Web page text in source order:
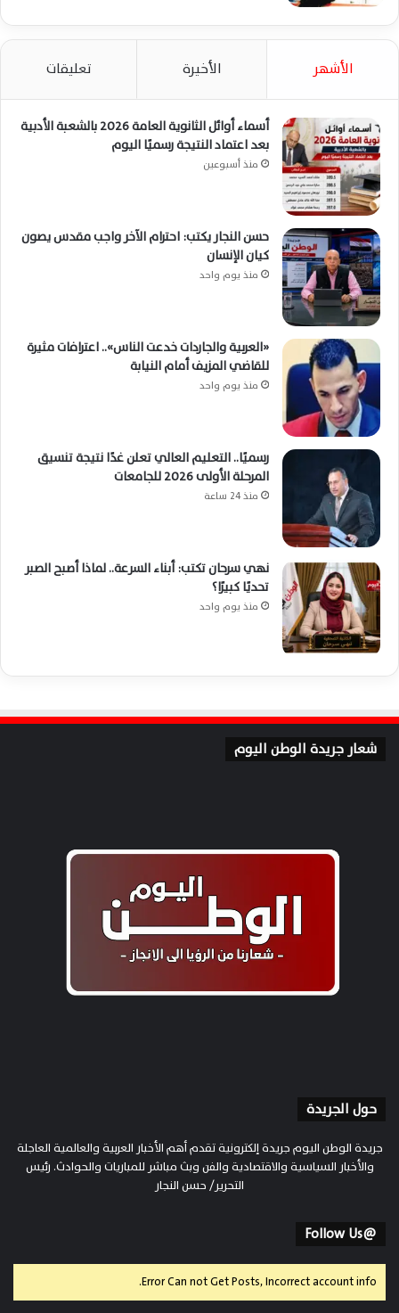
الأشهر الأخيرة تعليقات
أسماء أوائل الثانوية العامة 2026 بالشعبة الأدبية
بعد اعتماد النتيجة رسميًا اليوم
منذ أسبوعين
حسن النجار يكتب: احترام الآخر واجب مقدس يصون
كيان الإنسان
منذ يوم واحد
«العربية والجاردات خدعت الناس».. اعترافات مثيرة
للقاضي المزيف أمام النيابة
منذ يوم واحد
رسميًا.. التعليم العالي تعلن غدًا نتيجة تنسيق
المرحلة الأولى 2026 للجامعات
منذ 24 ساعة
نهي سرحان تكتب: أبناء السرعة.. لماذا أصبح الصبر
تحديًا كبيرًا؟
منذ يوم واحد
شعار جريدة الوطن اليوم
حول الجريدة
جريدة الوطن اليوم جريدة إلكترونية تقدم أهم الأخبار العربية والعالمية العاجلة
والأخبار السياسية والاقتصادية والفن وبث مباشر للمباريات والحوادث. رئيس
التحرير/ حسن النجار
@Follow Us
Error Can not Get Posts, Incorrect account info.